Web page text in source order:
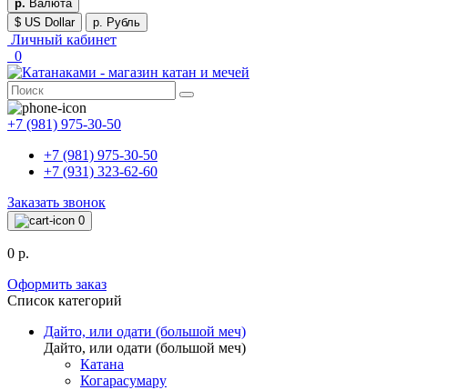
р. Валюта
$ US Dollar
р. Рубль
Личный кабинет
0
+7 (981) 975-30-50
+7 (981) 975-30-50
+7 (931) 323-62-60
Заказать звонок
0
0 р.
Оформить заказ
Список категорий
Дайто, или одати (большой меч)
Дайто, или одати (большой меч)
Катана
Когарасумару